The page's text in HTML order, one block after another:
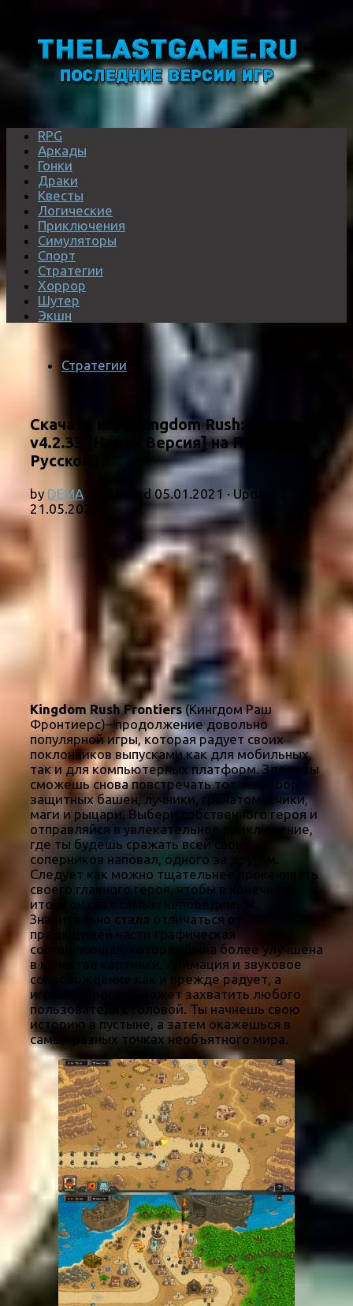
RPG
Аркады
Гонки
Драки
Квесты
Логические
Приключения
Симуляторы
Спорт
Стратегии
Хоррор
Шутер
Экшн
Стратегии
Скачать игру Kingdom Rush: Frontiers
v4.2.33 [Новая Версия] на ПК (на
Русском)
by DEMA · Published05.01.2021 · Updated
21.05.2024
Kingdom Rush Frontiers(Кингдом Раш
Фронтиерс)– продолжение довольно
популярной игры, которая радует своих
поклонников выпусками как для мобильных,
так и для компьютерных платформ. Здесь ты
сможешь снова повстречать тот же набор
защитных башен, лучники, гранатомётчики,
маги и рыцари. Выбери собственного героя и
отправляйся в увлекательное приключение,
где ты будешь сражать всей своих
соперников наповал, одного за другим.
Следует как можно тщательнее прокачивать
своего главного героя, чтобы в конечном
итоге он стал самым непобедимым.
Значительно стала отличаться от
предыдущей части графическая
составляющая, которая была более улучшена
в качестве картинки. Анимация и звуковое
сопровождение как и прежде радует, а
игровой процесс может захватить любого
пользователя с головой. Ты начнешь свою
историю в пустыне, а затем окажешься в
самых разных точках необъятного мира.